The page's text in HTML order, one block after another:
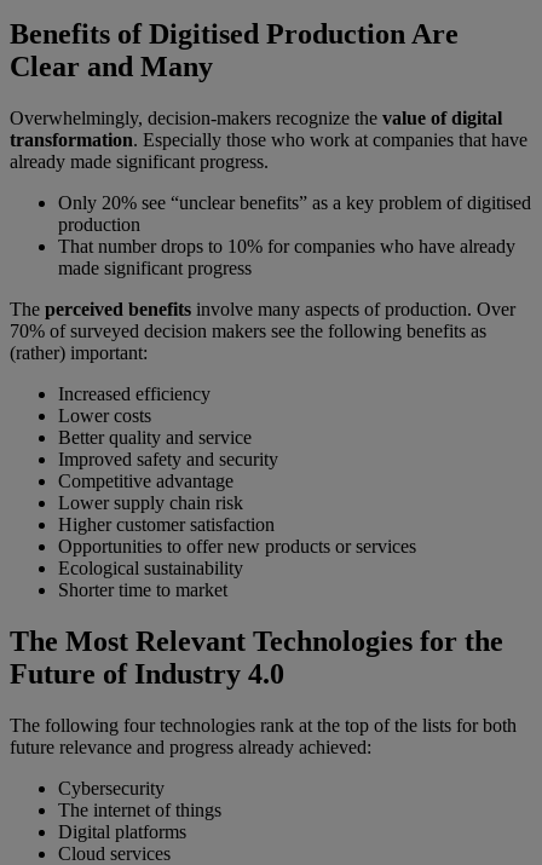
Benefits of Digitised Production Are
Clear and Many
Overwhelmingly, decision-makers recognize the value of digital
transformation. Especially those who work at companies that have
already made significant progress.
Only 20% see “unclear benefits” as a key problem of digitised
production
That number drops to 10% for companies who have already
made significant progress
The perceived benefits involve many aspects of production. Over
70% of surveyed decision makers see the following benefits as
(rather) important:
Increased efficiency
Lower costs
Better quality and service
Improved safety and security
Competitive advantage
Lower supply chain risk
Higher customer satisfaction
Opportunities to offer new products or services
Ecological sustainability
Shorter time to market
The Most Relevant Technologies for the
Future of Industry 4.0
The following four technologies rank at the top of the lists for both
future relevance and progress already achieved:
Cybersecurity
The internet of things
Digital platforms
Cloud services